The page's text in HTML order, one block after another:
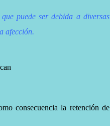
puede ser debida a diversas
afección.
consecuencia la retención de